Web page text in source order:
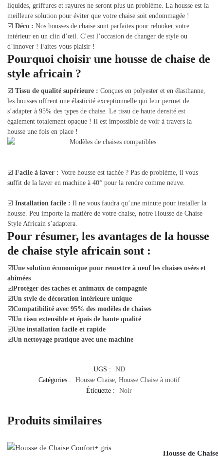
liquides, griffures et rayures ne seront plus un problème. La housse est la
meilleure solution pour éviter que votre chaise soit endommagée !
☑️ Déco : Nos housses de chaise sont parfaites pour relooker votre
intérieur en un clin d’œil. C’est l’occasion de changer de style ou
d’innover ! Faites-vous plaisir !
Pourquoi choisir une housse de chaise de
style africain ?
☑️ Tissu de qualité supérieure : Conçues en polyester et en élasthanne,
les housses offrent une élasticité exceptionnelle qui leur permet de
s’adapter à 95% des types de chaise. Le tissu de haute densité est
également totalement opaque ! Il est impossible de voir à travers la
housse une fois en place !
☑️ Facile à laver : Votre housse est tachée ? Pas de problème, il vous
suffit de la laver en machine à 40° pour la rendre comme neuve.
☑️ Installation facile : Il ne vous faudra qu’une minute pour installer la
housse. Peu importe la matière de votre chaise, notre Housse de Chaise
Style Africain s’adaptera.
Pour résumer, les avantages de la housse
de chaise style africain sont :
☑️Une solution économique pour remettre à neuf les chaises usées et
abîmées
☑️Protéger des taches et animaux de compagnie
☑️Un style de décoration intérieure unique
☑️Compatibilité avec 95% des modèles de chaises
☑️Un tissu extensible et épais de haute qualité
☑️Une installation facile et rapide
☑️Un nettoyage pratique avec une machine
UGS :
ND
Catégories :
Housse Chaise, Housse Chaise à motif
Étiquette :
Noir
Produits similaires
Housse de